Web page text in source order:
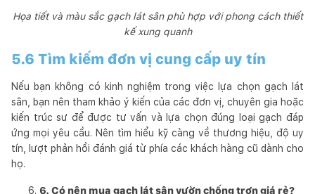
Họa tiết và màu sắc gạch lát sân phù hợp với phong cách thiết
kế xung quanh
5.6 Tìm kiếm đơn vị cung cấp uy tín
Nếu bạn không có kinh nghiệm trong việc lựa chọn gạch lát
sân, bạn nên tham khảo ý kiến của các đơn vị, chuyên gia hoặc
kiến trúc sư để được tư vấn và lựa chọn đúng loại gạch đáp
ứng mọi yêu cầu. Nên tìm hiểu kỹ càng về thương hiệu, độ uy
tín, lượt phản hồi đánh giá từ phía các khách hàng cũ dành cho
họ.
6. Có nên mua gạch lát sân vườn chống trơn giá rẻ?